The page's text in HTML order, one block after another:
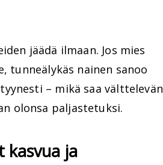
jäädä ilmaan. Jos mies
tunneälykäs nainen sanoo
– mikä saa välttelevän
olonsa paljastetuksi.
kasvua ja